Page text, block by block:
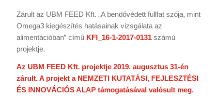
Zárult az UBM FEED Kft. „A bendővédett fullfat szója, mint
Omega3 kiegészítés hatásainak vizsgálata az
alimentációban” című KFI_16-1-2017-0131számú
projektje.
Az UBM FEED Kft. projektje 2019. augusztus 31-én
zárult. A projekt a NEMZETI KUTATÁSI, FEJLESZTÉSI
ÉS INNOVÁCIÓS ALAP támogatásával valósult meg.